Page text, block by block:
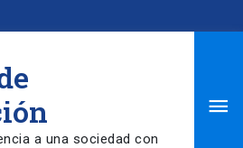
a una sociedad con